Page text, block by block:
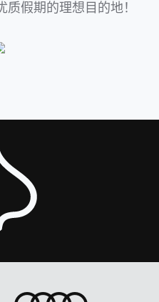
假期的理想目的地！